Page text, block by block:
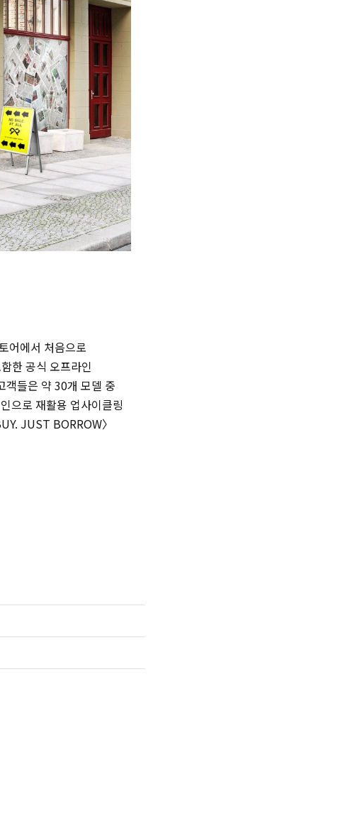
어에서 처음으로
한 공식 오프라인
객들은 약 30개 모델 중
으로 재활용 업사이클링
JUST BORROW〉